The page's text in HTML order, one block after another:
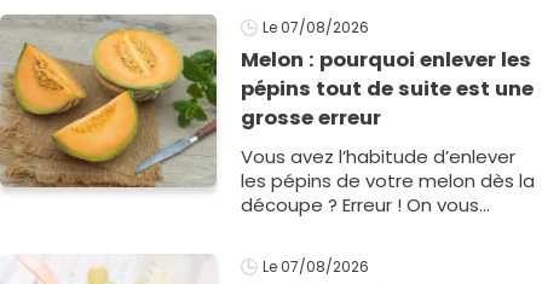
toute la différence… Découvrez
ce1Le 07/08/2026
Melon : pourquoi enlever les
pépins tout de suite est une
grosse erreur
Vous avez l’habitude d’enlever
les pépins de votre melon dès la
découpe ? Erreur ! On vous
important de bien les conserver.
Le 07/08/2026